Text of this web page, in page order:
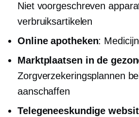
Niet voorgeschreven
verbruiksartikelen
Online apotheken:
Marktplaatsen in de
Zorgverzekeringsplannen
aanschaffen
Telegeneeskundige